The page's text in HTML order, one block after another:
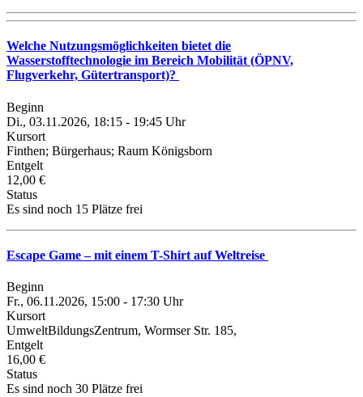
Welche Nutzungsmöglichkeiten bietet die
Wasserstofftechnologie im Bereich Mobilität (ÖPNV,
Flugverkehr, Gütertransport)?
Beginn
Di., 03.11.2026, 18:15 - 19:45 Uhr
Kursort
Finthen; Bürgerhaus; Raum Königsborn
Entgelt
12,00 €
Status
Es sind noch 15 Plätze frei
Escape Game – mit einem T-Shirt auf Weltreise
Beginn
Fr., 06.11.2026, 15:00 - 17:30 Uhr
Kursort
UmweltBildungsZentrum, Wormser Str. 185,
Entgelt
16,00 €
Status
Es sind noch 30 Plätze frei